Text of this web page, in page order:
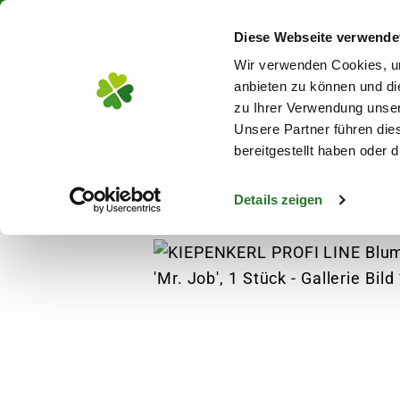
Diese Webseite
Wir verwenden Cookies,
anbieten zu können und
zu Ihrer Verwendung
Unsere Partner führen
bereitgestellt haben oder
Details zeigen
Blumen
Pflanzen Anzucht Blumenzwiebeln